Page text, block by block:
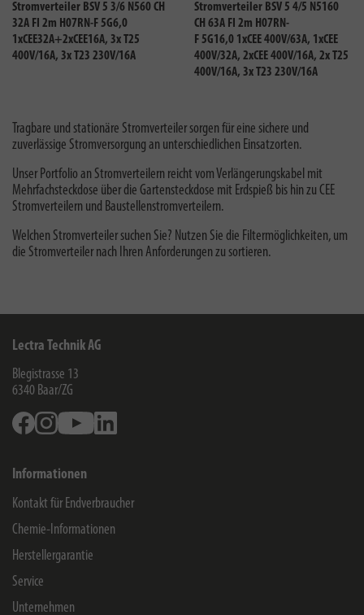
Stromverteiler BSV 5 3/6 N560 CH
32A FI 2m H07RN-F 5G6,0
1xCEE32A+2xCEE16A, 3x T25
400V/16A, 3x T23 230V/16A
Stromverteiler BSV 5 4/5 N5160
CH 63A FI 2m H07RN-
F 5G16,0 1xCEE 400V/63A, 1xCEE
400V/32A, 2xCEE 400V/16A, 2x T25
400V/16A, 3x T23 230V/16A
Tragbare und stationäre Stromverteiler sorgen für eine sichere und
zuverlässige Stromversorgung an unterschiedlichen Einsatzorten.
Unser Portfolio an Stromverteilern reicht vom Verlängerungskabel mit
Mehrfachsteckdose über die Gartensteckdose mit Erdspieß bis hin zu CEE
Stromverteilern und Baustellenstromverteilern.
Welchen Stromverteiler suchen Sie? Nutzen Sie die Filtermöglichkeiten, um
die Stromverteiler nach Ihren Anforderungen zu sortieren.
Lectra Technik AG
Blegistrasse 13
6340 Baar/ZG
FacebookInstagramYoutube
Informationen
Kontakt für Endverbraucher
Chemie-Informationen
Herstellergarantie
Service
Unternehmen